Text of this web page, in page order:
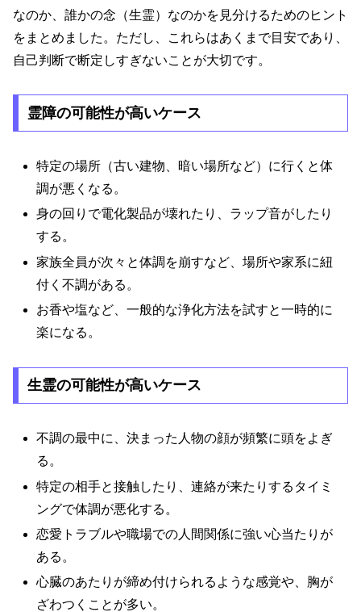
なのか、誰かの念（生霊）なのかを見分けるためのヒント
をまとめました。ただし、これらはあくまで目安であり、
自己判断で断定しすぎないことが大切です。
霊障の可能性が高いケース
特定の場所（古い建物、暗い場所など）に行くと体
調が悪くなる。
身の回りで電化製品が壊れたり、ラップ音がしたり
する。
家族全員が次々と体調を崩すなど、場所や家系に紐
付く不調がある。
お香や塩など、一般的な浄化方法を試すと一時的に
楽になる。
生霊の可能性が高いケース
不調の最中に、決まった人物の顔が頻繁に頭をよぎ
る。
特定の相手と接触したり、連絡が来たりするタイミ
ングで体調が悪化する。
恋愛トラブルや職場での人間関係に強い心当たりが
ある。
心臓のあたりが締め付けられるような感覚や、胸が
ざわつくことが多い。